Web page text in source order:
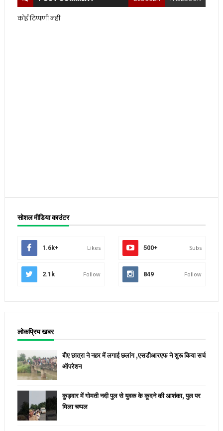
कोई टिप्पणी नहीं
सोशल मीडिया काउंटर
1.6k+ Likes 500+ Subs
2.1k Follow 849 Follow
लोकप्रिय खबर
बीए छात्रा ने नहर में लगाई छलांग ,एसडीआरएफ ने शुरू किया सर्च
ऑपरेशन
कुड़वार में गोमती नदी पुल से युवक के कूदने की आशंका, पुल पर
मिला चप्पल